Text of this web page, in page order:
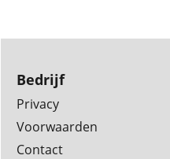
Bedrijf
Privacy
Voorwaarden
Contact